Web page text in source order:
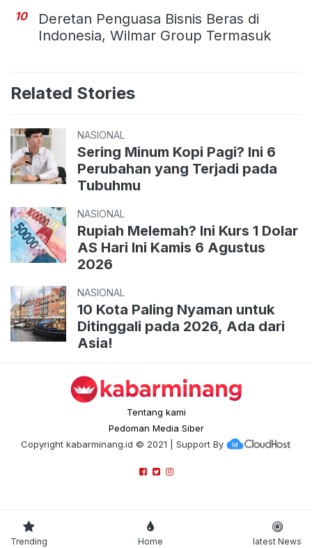
10
Deretan Penguasa Bisnis Beras di
Indonesia, Wilmar Group Termasuk
Related Stories
NASIONAL
Sering Minum Kopi Pagi? Ini 6
Perubahan yang Terjadi pada
Tubuhmu
NASIONAL
Rupiah Melemah? Ini Kurs 1 Dolar
AS Hari Ini Kamis 6 Agustus
2026
NASIONAL
10 Kota Paling Nyaman untuk
Ditinggali pada 2026, Ada dari
Asia!
Tentang kami
Pedoman Media Siber
Copyright kabarminang.id © 2021 | Support By
Trending Home latest News